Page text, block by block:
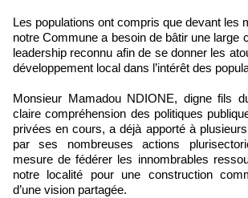
Les populations ont compris que devant les
notre Commune a besoin de bâtir une large
leadership reconnu afin de se donner les
développement local dans l’intérêt des
Monsieur Mamadou NDIONE, digne fils
claire compréhension des politiques
privées en cours, a déjà apporté à
par ses nombreuses actions
mesure de fédérer les innombrables
notre localité pour une construction
d’une vision partagée.